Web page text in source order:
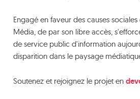
Engagé en faveur des causes
Média, de par son libre accès,
de service public d'information
disparition dans le paysage
Soutenez et rejoignez le projet en